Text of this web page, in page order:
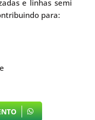
e linhas semi
para: